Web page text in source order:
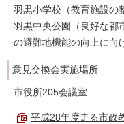
羽黒小学校（教育施設の
羽黒中央公園（良好な都
の避難地機能の向上に向
意見交換会実施場所
市役所205会議室
平成28年度走る市政